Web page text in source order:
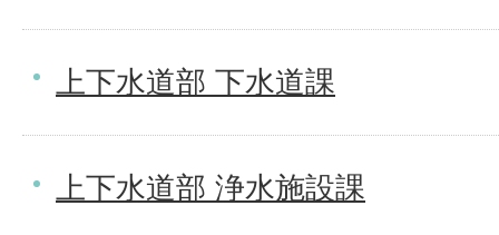
上下水道部 下水道課
上下水道部 浄水施設課